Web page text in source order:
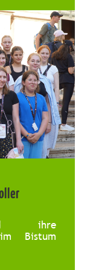
ihre
Bistum